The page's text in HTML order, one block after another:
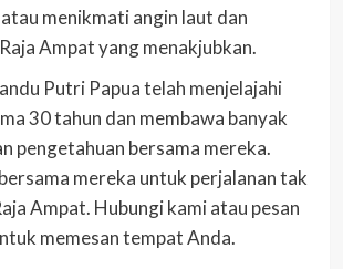
menikmati angin laut dan
Ampat yang menakjubkan.
Putri Papua telah menjelajahi
30 tahun dan membawa banyak
pengetahuan bersama mereka.
mereka untuk perjalanan tak
Ampat. Hubungi kami atau pesan
memesan tempat Anda.